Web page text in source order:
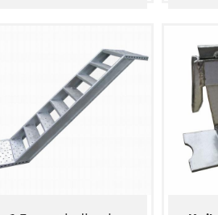
52x26x2.0mm الصلب أنبوب
عن
ثقب